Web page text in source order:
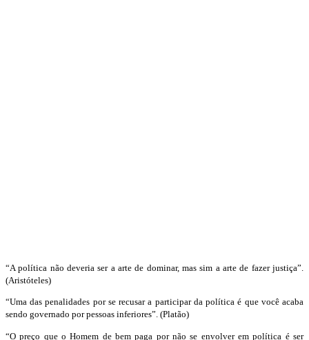
“A política nãodeveria ser a arte de dominar, mas sim a arte de fazer justiça”.
(Aristóteles)
“Umadas penalidades por se recusar a participar da política é que você acaba
sendo governado por pessoas inferiores”. (Platão)
“O preço que o Homem de bem paga por não se envolver em política é ser